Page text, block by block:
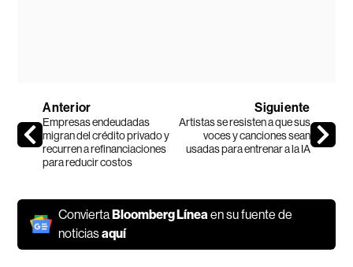
Anterior
Empresas endeudadas
migran del crédito privado y
recurren a refinanciaciones
para reducir costos
Siguiente
Artistas se resisten a que sus
voces y canciones sean
usadas para entrenar a la IA
ConviertaBloomberg Línea en su fuente de
noticiasaquí